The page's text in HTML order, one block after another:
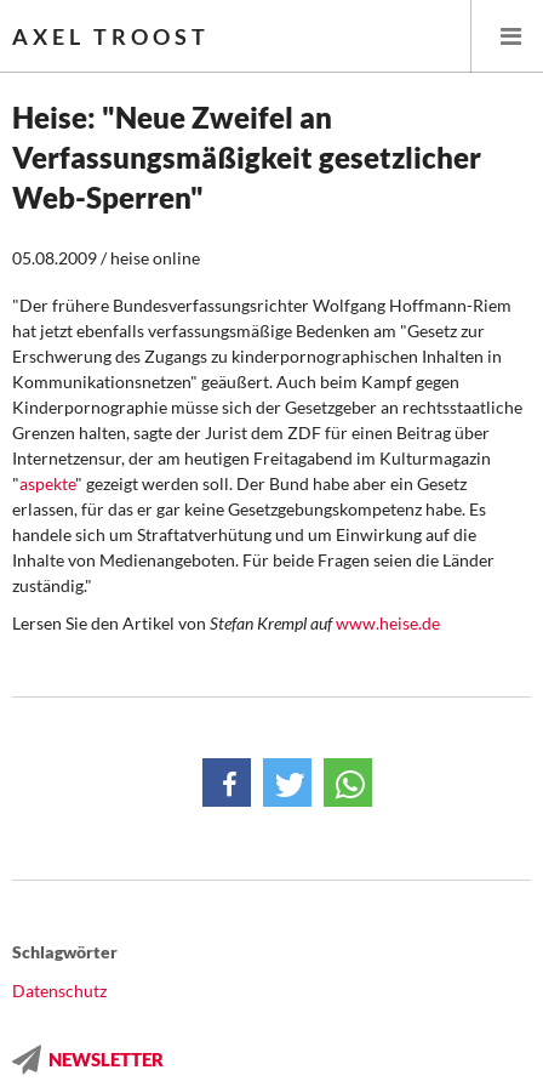
AXEL TROOST
Startseite
Wirtschaftspolitik
Steuer- und Finanzpolitik
Öffentliche Infrastruktur und Daseinsvorsorge
Eurokrise und Griechenland
DIE LINKE
Weitere Themen
Rosa-Luxemburg-Stiftung
Heise: "Neue Zweifel an
Verfassungsmäßigkeit gesetzlicher
Web-Sperren"
05.08.2009 / heise online
"Der frühere Bundesverfassungsrichter Wolfgang Hoffmann-Riem
hat jetzt ebenfalls verfassungsmäßige Bedenken am "Gesetz zur
Erschwerung des Zugangs zu kinderpornographischen Inhalten in
Kommunikationsnetzen" geäußert. Auch beim Kampf gegen
Kinderpornographie müsse sich der Gesetzgeber an rechtsstaatliche
Grenzen halten, sagte der Jurist dem ZDF für einen Beitrag über
Internetzensur, der am heutigen Freitagabend im Kulturmagazin
"aspekte" gezeigt werden soll. Der Bund habe aber ein Gesetz
erlassen, für das er gar keine Gesetzgebungskompetenz habe. Es
handele sich um Straftatverhütung und um Einwirkung auf die
Inhalte von Medienangeboten. Für beide Fragen seien die Länder
zuständig."
Lersen Sie den Artikel von Stefan Krempl aufwww.heise.de
Schlagwörter
Datenschutz
NEWSLETTER